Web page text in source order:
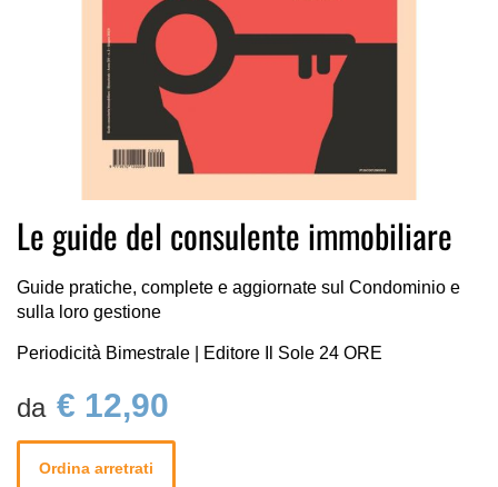
all'inizio
della
galleria
di
Le guide del consulente immobiliare
Guide pratiche, complete e aggiornate sul Condominio e
sulla loro gestione
Periodicità Bimestrale | Editore Il Sole 24 ORE
€ 12,90
Ordina arretrati